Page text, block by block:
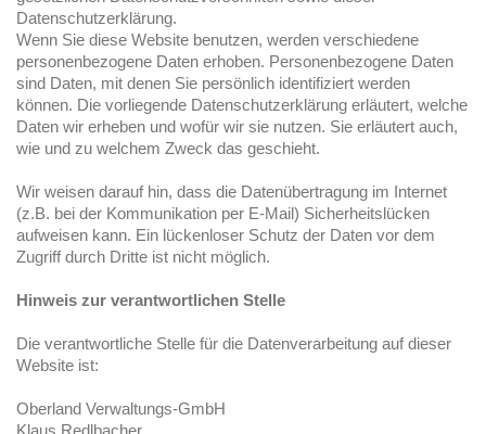
Datenschutzerklärung.
Wenn Sie diese Website benutzen, werden verschiedene
personenbezogene Daten erhoben. Personenbezogene Daten
sind Daten, mit denen Sie persönlich identifiziert werden
können. Die vorliegende Datenschutzerklärung erläutert, welche
Daten wir erheben und wofür wir sie nutzen. Sie erläutert auch,
wie und zu welchem Zweck das geschieht.
Wir weisen darauf hin, dass die Datenübertragung im Internet
(z.B. bei der Kommunikation per E-Mail) Sicherheitslücken
aufweisen kann. Ein lückenloser Schutz der Daten vor dem
Zugriff durch Dritte ist nicht möglich.
Hinweis zur verantwortlichen Stelle
Die verantwortliche Stelle für die Datenverarbeitung auf dieser
Website ist:
Oberland Verwaltungs-GmbH